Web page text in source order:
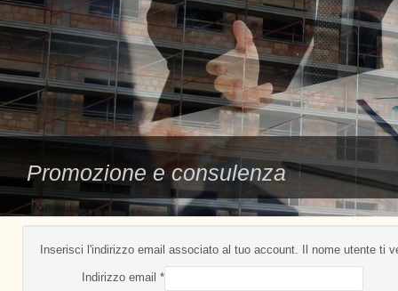
Promozione e consulenza
Inserisci l'indirizzo email associato al tuo account. Il nome utente ti
Indirizzo email *